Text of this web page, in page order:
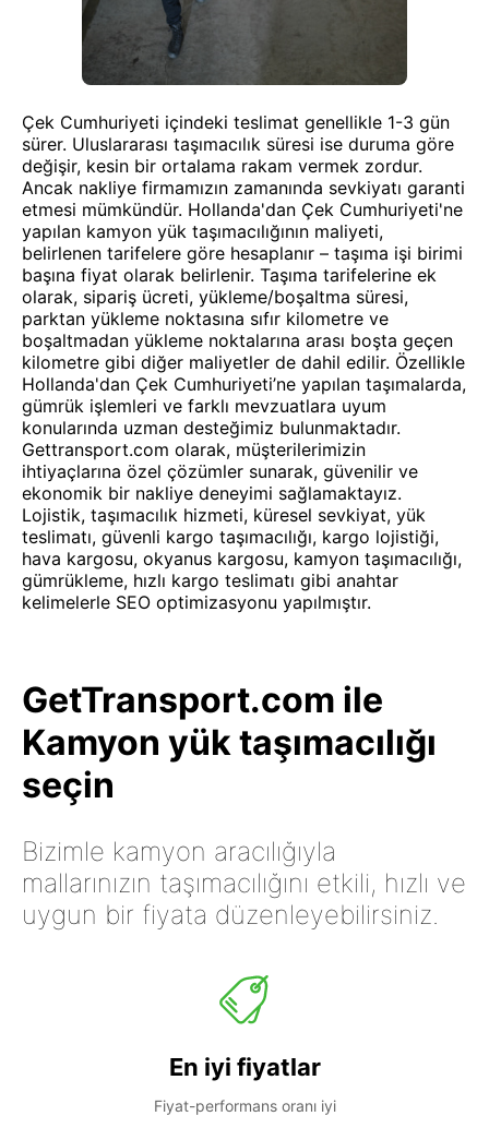
Çek Cumhuriyeti içindeki teslimat genellikle 1-3 gün
sürer. Uluslararası taşımacılık süresi ise duruma göre
değişir, kesin bir ortalama rakam vermek zordur.
Ancak nakliye firmamızın zamanında sevkiyatı garanti
etmesi mümkündür. Hollanda'dan Çek Cumhuriyeti'ne
yapılan kamyon yük taşımacılığının maliyeti,
belirlenen tarifelere göre hesaplanır – taşıma işi birimi
başına fiyat olarak belirlenir. Taşıma tarifelerine ek
olarak, sipariş ücreti, yükleme/boşaltma süresi,
parktan yükleme noktasına sıfır kilometre ve
boşaltmadan yükleme noktalarına arası boşta geçen
kilometre gibi diğer maliyetler de dahil edilir. Özellikle
Hollanda'dan Çek Cumhuriyeti’ne yapılan taşımalarda,
gümrük işlemleri ve farklı mevzuatlara uyum
konularında uzman desteğimiz bulunmaktadır.
Gettransport.com olarak, müşterilerimizin
ihtiyaçlarına özel çözümler sunarak, güvenilir ve
ekonomik bir nakliye deneyimi sağlamaktayız.
Lojistik, taşımacılık hizmeti, küresel sevkiyat, yük
teslimatı, güvenli kargo taşımacılığı, kargo lojistiği,
hava kargosu, okyanus kargosu, kamyon taşımacılığı,
gümrükleme, hızlı kargo teslimatı gibi anahtar
kelimelerle SEO optimizasyonu yapılmıştır.
GetTransport.com ile
Kamyon yük taşımacılığı
seçin
Bizimle kamyon aracılığıyla
mallarınızın taşımacılığını etkili, hızlı ve
uygun bir fiyata düzenleyebilirsiniz.
En iyi fiyatlar
Fiyat-performans oranı iyi